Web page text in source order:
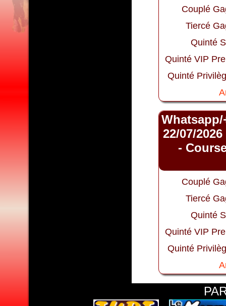
Couplé
Tiercé
Quinté
Quinté VIP
Quinté
Whatsapp/
22/07/
-
Couplé
Tiercé
Quinté
Quinté VIP
Quinté